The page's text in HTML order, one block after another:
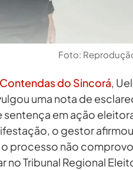
Foto:
Contendas do Sincorá,
uma nota de
em ação
o gestor
processo não
no Tribunal Regional